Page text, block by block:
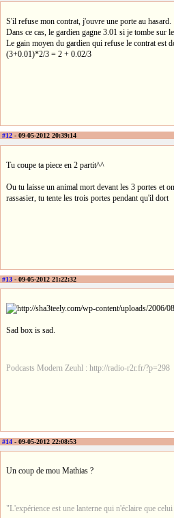
S'il refuse mon contrat, j'ouvre une porte au hasard.
Dans ce cas, le gardien gagne 3.01 si je tombe sur
Le gain moyen du gardien qui refuse le contrat
(3+0.01)*2/3 = 2 + 0.02/3
#12 - 09-05-2012 20:39:14
Tu coupe ta piece en 2 partit^^
Ou tu laisse un animal mort devant les 3 portes et
rassasier, tu tente les trois portes pendant qu'il dort
#13 - 09-05-2012 21:22:32
Sad box is sad.
Podcasts Modern Zeuhl : http://radio-r2r.fr/?p=298
#14 - 09-05-2012 22:08:53
Un coup de mou Mathias ?
"L'expérience est une lanterne qui n'éclaire que